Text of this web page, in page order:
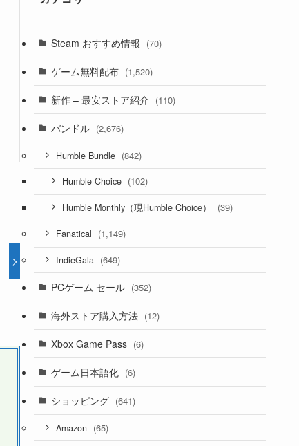
Steam おすすめ情報 (70)
ゲーム無料配布 (1,520)
新作 – 最安ストア紹介 (110)
バンドル (2,676)
Humble Bundle (842)
Humble Choice (102)
Humble Monthly（現Humble Choice） (39)
Fanatical (1,149)
IndieGala (649)
PCゲーム セール (352)
海外ストア購入方法 (12)
Xbox Game Pass (6)
ゲーム日本語化 (6)
ショッピング (641)
Amazon (65)